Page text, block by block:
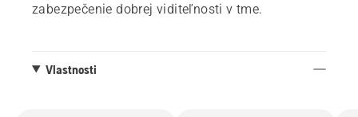
zabezpečenie dobrej viditeľnosti v tme.
Vlastnosti